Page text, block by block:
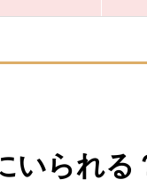
いられる